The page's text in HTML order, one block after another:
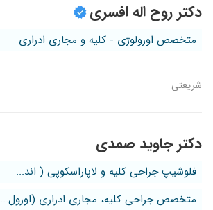
دکتر روح اله افسری
متخصص اورولوژی - کلیه و مجاری ادراری
شریعتی
دکتر جاوید صمدی
فلوشیپ جراحی کلیه و لاپاراسکوپی ( اند...
متخصص جراحی کلیه، مجاری ادراری (اورول...